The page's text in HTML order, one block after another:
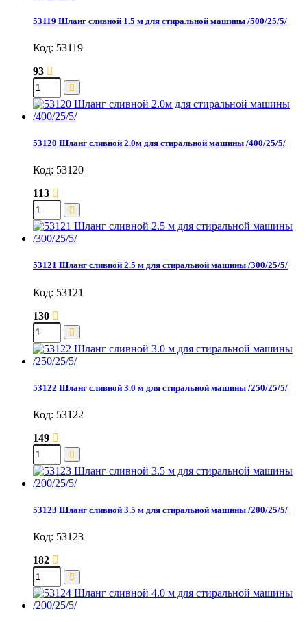
53119 Шланг сливной 1.5 м для стиральной машины /500/25/5/
Код: 53119
93
53120 Шланг сливной 2.0м для стиральной машины /400/25/5/
Код: 53120
113
53121 Шланг сливной 2.5 м для стиральной машины /300/25/5/
Код: 53121
130
53122 Шланг сливной 3.0 м для стиральной машины /250/25/5/
Код: 53122
149
53123 Шланг сливной 3.5 м для стиральной машины /200/25/5/
Код: 53123
182